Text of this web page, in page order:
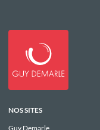
NOS SITES
Guy Demarle